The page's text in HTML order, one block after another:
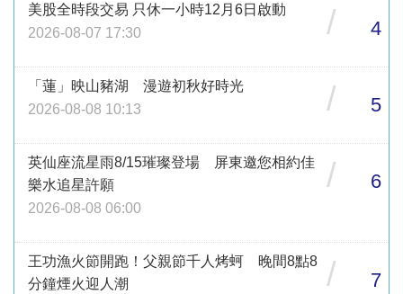
美股全時段交易 只休一小時12月6日啟動
2026-08-07 17:30
/ 4
「蓮」映山豬湖 漫遊初秋好時光
2026-08-08 10:13
/ 5
英仙座流星雨8/15璀璨登場 屏東邀您相約佳
樂水追星許願
2026-08-08 06:00
/ 6
王功漁火節開跑！父親節千人烤蚵 晚間8點8
分鐘煙火迎人潮
/ 7